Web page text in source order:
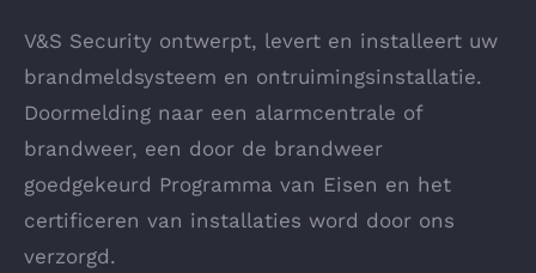
V&S Security ontwerpt, levert en installeert uw
brandmeldsysteem en ontruimingsinstallatie.
Doormelding naar een alarmcentrale of
brandweer, een door de brandweer
goedgekeurd Programma van Eisen en het
certificeren van installaties word door ons
verzorgd.